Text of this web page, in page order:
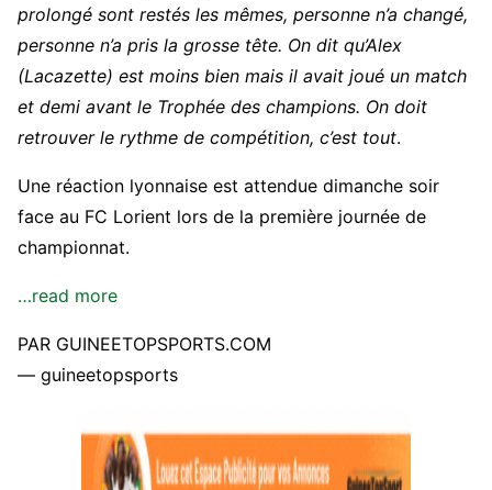
prolongé sont restés les mêmes, personne n’a changé,
personne n’a pris la grosse tête. On dit qu’Alex
(Lacazette) est moins bien mais il avait joué un match
et demi avant le Trophée des champions. On doit
retrouver le rythme de compétition, c’est tout.
Une réaction lyonnaise est attendue dimanche soir
face au FC Lorient lors de la première journée de
championnat.
…read more
PAR GUINEETOPSPORTS.COM
— guineetopsports